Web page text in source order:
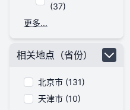
(37)
更多...
相关地点（省份）
北京市 (131)
天津市 (10)